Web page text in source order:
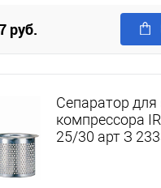
руб.
Сепаратор для
компрессора
25/30 арт З